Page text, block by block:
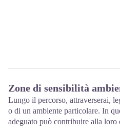
Zone di sensibilità
Lungo il percorso, attraverserai,
o di un ambiente particolare. In
adeguato può contribuire alla loro